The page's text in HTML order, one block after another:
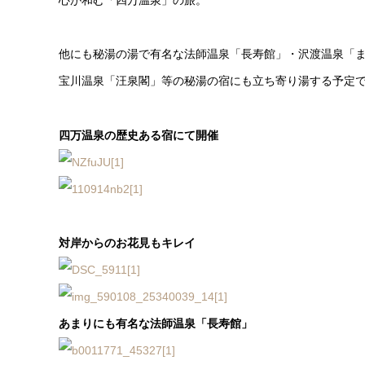
他にも秘湯の湯で有名な法師温泉「長寿館」・沢渡温泉「
宝川温泉「汪泉閣」等の秘湯の宿にも立ち寄り湯する予定で
四万温泉の歴史ある宿にて開催
対岸からのお花見もキレイ
あまりにも有名な法師温泉「長寿館」